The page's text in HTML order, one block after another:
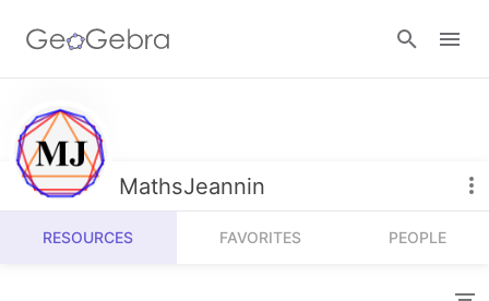
Resources
Number Sense
Algebra
Calculators MathsJeannin
RESOURCES FAVORITES PEOPLE